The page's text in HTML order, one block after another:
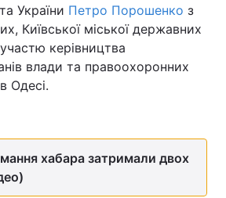
Війна
Наука
України Петро Порошенко з
Київської міської державних
керівництва
влади та правоохоронних
Одесі.
хабара затримали двох